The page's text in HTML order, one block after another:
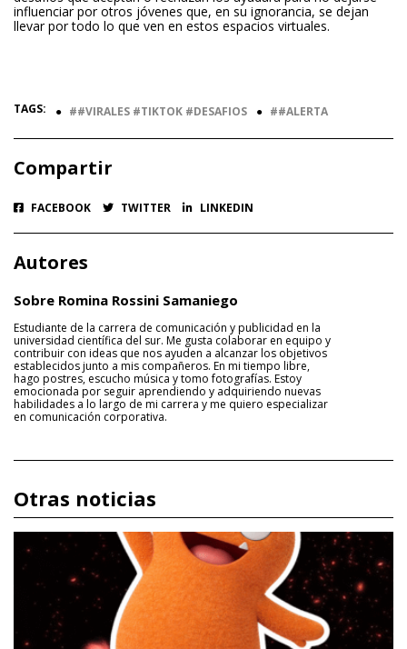
influenciar por otros jóvenes que, en su ignorancia, se dejan
llevar por todo lo que ven en estos espacios virtuales.
TAGS: ● #VIRALES #TIKTOK #DESAFIOS ● #ALERTA
Compartir
FACEBOOK TWITTER LINKEDIN
Autores
Sobre Romina Rossini Samaniego
Estudiante de la carrera de comunicación y publicidad en la
universidad científica del sur. Me gusta colaborar en equipo y
contribuir con ideas que nos ayuden a alcanzar los objetivos
establecidos junto a mis compañeros. En mi tiempo libre,
hago postres, escucho música y tomo fotografías. Estoy
emocionada por seguir aprendiendo y adquiriendo nuevas
habilidades a lo largo de mi carrera y me quiero especializar
en comunicación corporativa.
Otras noticias